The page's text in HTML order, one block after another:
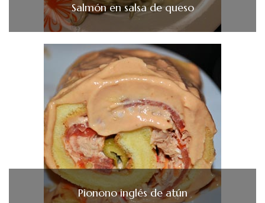
Salmón en salsa de queso
Pionono inglés de atún